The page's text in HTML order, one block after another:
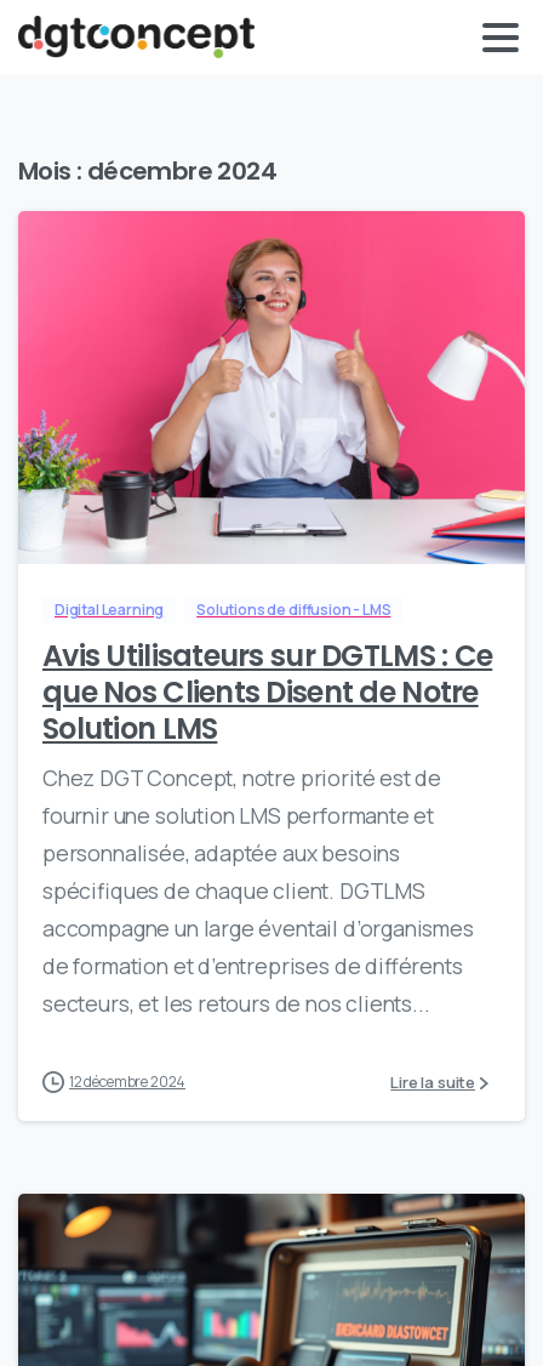
Mois : décembre 2024
0
Digital Learning Solutions de diffusion - LMS
Avis Utilisateurs sur DGTLMS : Ce
que Nos Clients Disent de Notre
Solution LMS
Chez DGT Concept, notre priorité est de
fournir une solution LMS performante et
personnalisée, adaptée aux besoins
spécifiques de chaque client. DGTLMS
accompagne un large éventail d’organismes
de formation et d’entreprises de différents
secteurs, et les retours de nos clients...
12 décembre 2024 Lire la suite